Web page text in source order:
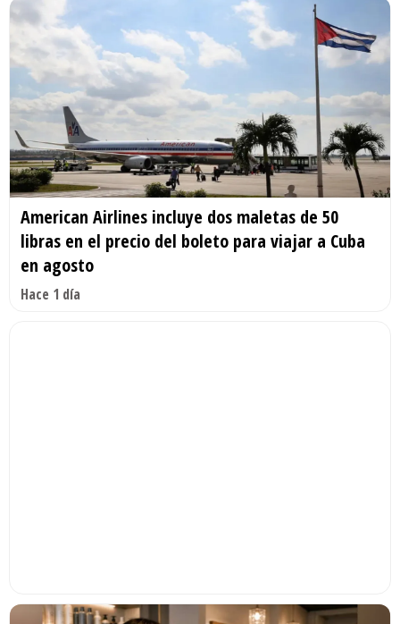
American Airlines incluye dos maletas de 50
libras en el precio del boleto para viajar a Cuba
en agosto
Hace 1 día